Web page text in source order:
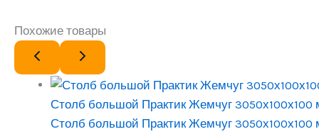
Похожие товары
Столб большой Практик Жемчуг 3050х100х100
Столб большой Практик Жемчуг 3050х100х100